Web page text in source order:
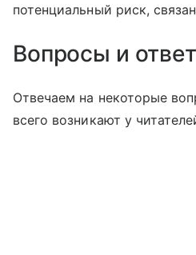
потенциальный риск,
Вопросы и
Отвечаем на некоторые
всего возникают у